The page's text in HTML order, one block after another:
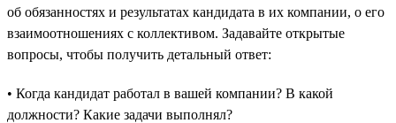
об обязанностях и результатах кандидата в их компании, о его
взаимоотношениях с коллективом. Задавайте открытые
вопросы, чтобы получить детальный ответ:
• Когда кандидат работал в вашей компании? В какой
должности? Какие задачи выполнял?